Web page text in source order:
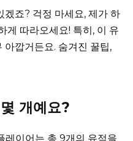
겠죠? 걱정 마세요, 제가 하
게 따라오세요! 특히, 이 유
깝거든요. 숨겨진 꿀팁,
개예요?
레이어는 총 9개의 유적을